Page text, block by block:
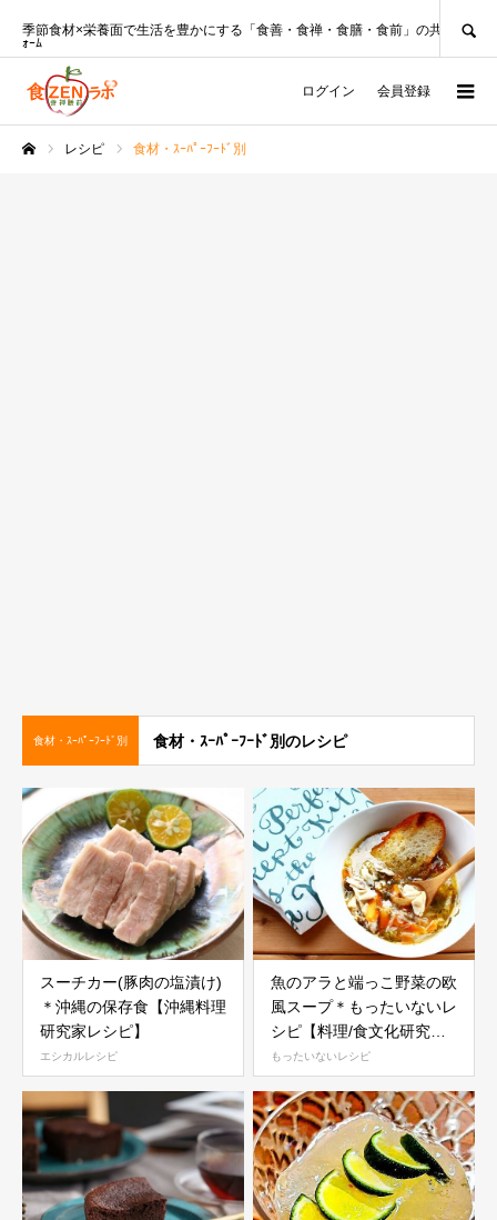
季節食材×栄養面で生活を豊かにする「食善・食禅・食膳・食前」の共創ﾌﾟﾗｯﾄﾌ
ｫｰﾑ
ログイン 会員登録
レシピ 食材・ｽｰﾊﾟｰﾌｰﾄﾞ別
食材・ｽｰﾊﾟｰﾌｰﾄﾞ別 食材・ｽｰﾊﾟｰﾌｰﾄﾞ別のレシピ
スーチカー(豚肉の塩漬け)
＊沖縄の保存食【沖縄料理
研究家レシピ】
エシカルレシピ
魚のアラと端っこ野菜の欧
風スープ＊もったいないレ
シピ【料理/食文化研究家
レシピ】
もったいないレシピ